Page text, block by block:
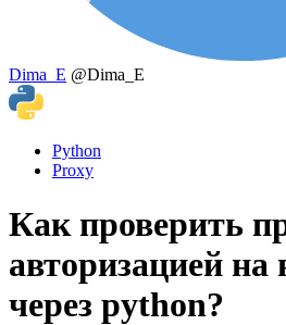
Dima_E @Dima_E
Python
Proxy
Как проверить
авторизацией на
через python?